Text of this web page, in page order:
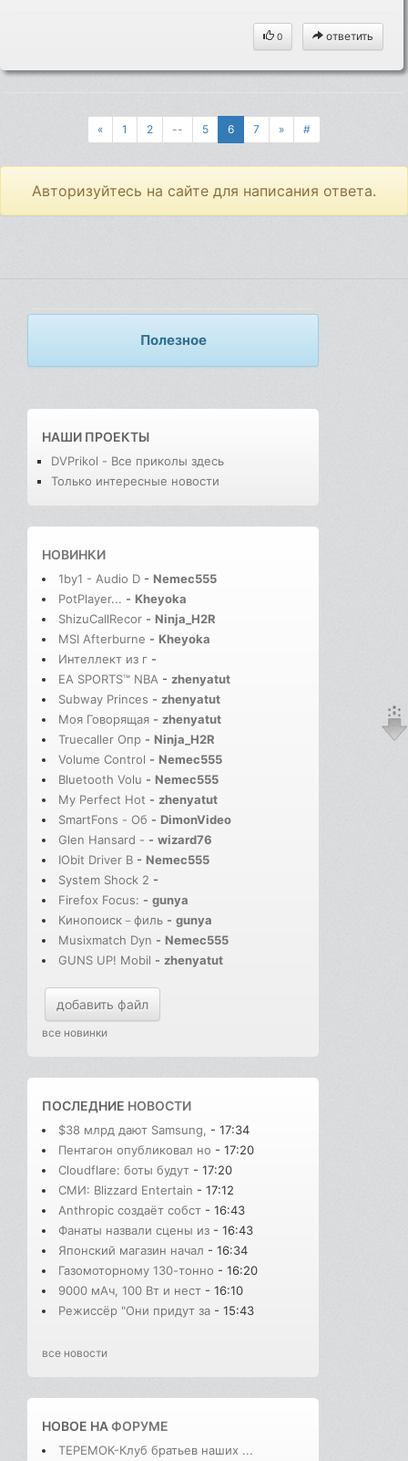
0 ответить
« 1 2 -- 5 6 7 » #
Авторизуйтесь на сайте для написания ответа.
Полезное
НАШИ ПРОЕКТЫ
DVPrikol - Все приколы здесь
Только интересные новости
НОВИНКИ
1by1 - Audio D - Nemec555
PotPlayer... - Kheyoka
ShizuCallRecor - Ninja_H2R
MSI Afterburne - Kheyoka
Интеллект из г -
EA SPORTS™ NBA - zhenyatut
Subway Princes - zhenyatut
Моя Говорящая - zhenyatut
Truecaller Опр - Ninja_H2R
Volume Control - Nemec555
Bluetooth Volu - Nemec555
My Perfect Hot - zhenyatut
SmartFons - Об - DimonVideo
Glen Hansard - - wizard76
IObit Driver B - Nemec555
System Shock 2 -
Firefox Focus: - gunya
Кинопоиск－филь - gunya
Musixmatch Dyn - Nemec555
GUNS UP! Mobil - zhenyatut
добавить файл
все новинки
ПОСЛЕДНИЕ НОВОСТИ
$38 млрд дают Samsung, - 17:34
Пентагон опубликовал но - 17:20
Cloudflare: боты будут - 17:20
СМИ: Blizzard Entertain - 17:12
Anthropic создаёт собст - 16:43
Фанаты назвали сцены из - 16:43
Японский магазин начал - 16:34
Газомоторному 130-тонно - 16:20
9000 мАч, 100 Вт и нест - 16:10
Режиссёр "Они придут за - 15:43
все новости
НОВОЕ НАФОРУМЕ
ТЕРЕМОК-Клуб братьев наших ...